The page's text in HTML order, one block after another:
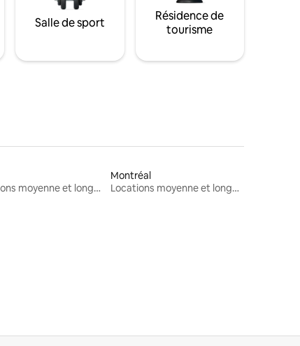
Salle de sport
Résidence de
tourisme
Locations moyenne et longue durée
Montréal
Locations moyenne et longue durée